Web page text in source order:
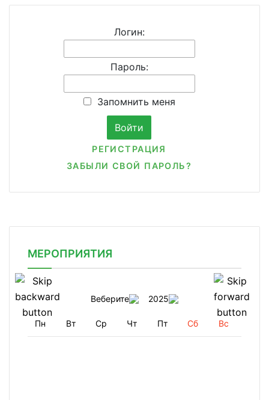
Логин:
Пароль:
Запомнить меня
РЕГИСТРАЦИЯ
ЗАБЫЛИ СВОЙ ПАРОЛЬ?
МЕРОПРИЯТИЯ
Веберите 2025
Пн Вт Ср Чт Пт Сб Вс